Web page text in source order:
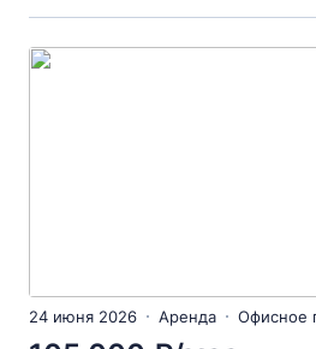
24 июня 2026 Аренда Офисное